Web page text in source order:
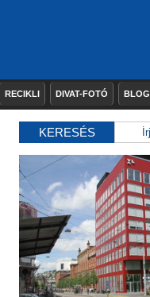
RECIKLI DIVAT-FOTÓ BLOG
KERESÉS